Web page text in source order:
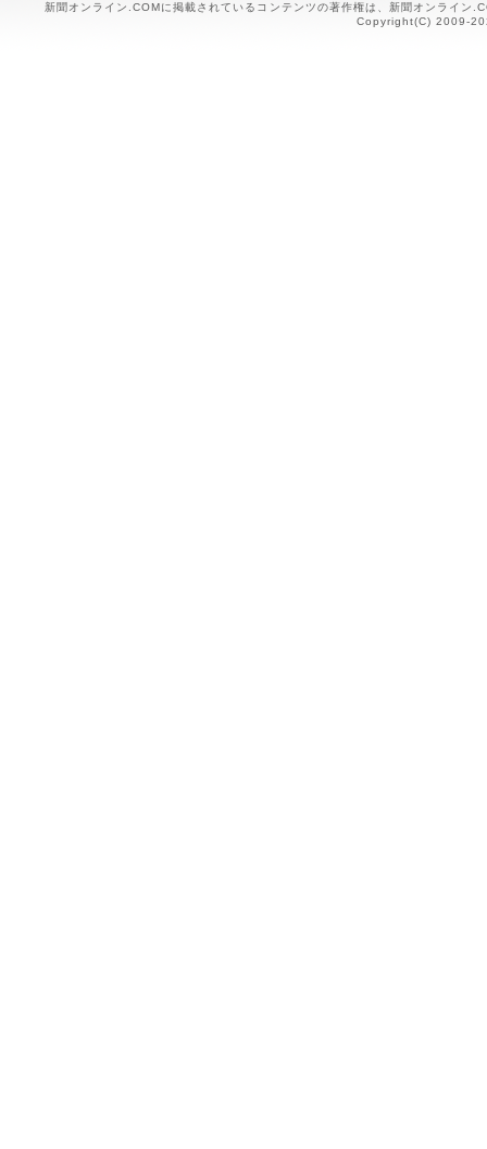
新聞オンライン.COMに掲載されているコンテンツの著作権は、新聞オンライン
Copyright(C) 2009-